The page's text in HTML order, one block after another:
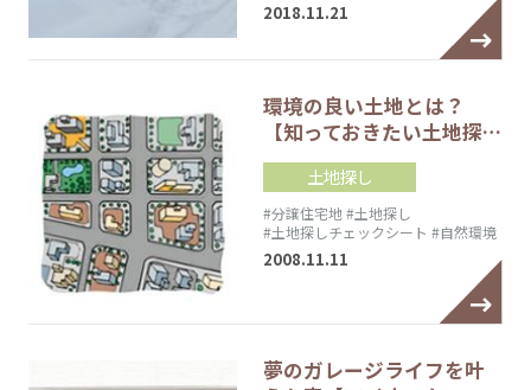
2018.11.21
環境の良い土地とは？
【知っておきたい土地探…
土地探し
#分譲住宅地#土地探し
#土地探しチェックシート #自然環境
2008.11.11
夢のガレージライフを叶